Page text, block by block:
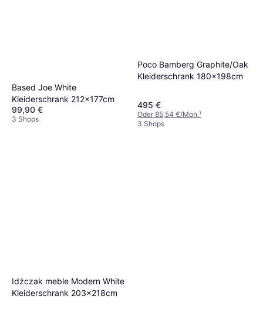
Based Joe White
Kleiderschrank 212x177cm
99,90 €
3 Shops
Poco Bamberg Graphite/Oak
Kleiderschrank 180x198cm
495 €
Oder 85,54 €/Mon.¹
3 Shops
Idźczak meble Modern White
Kleiderschrank 203x218cm